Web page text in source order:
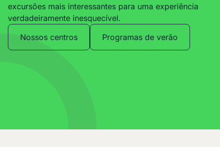
excursões mais interessantes para uma experiência
verdadeiramente inesquecível.
Nossos centros
Programas de verão